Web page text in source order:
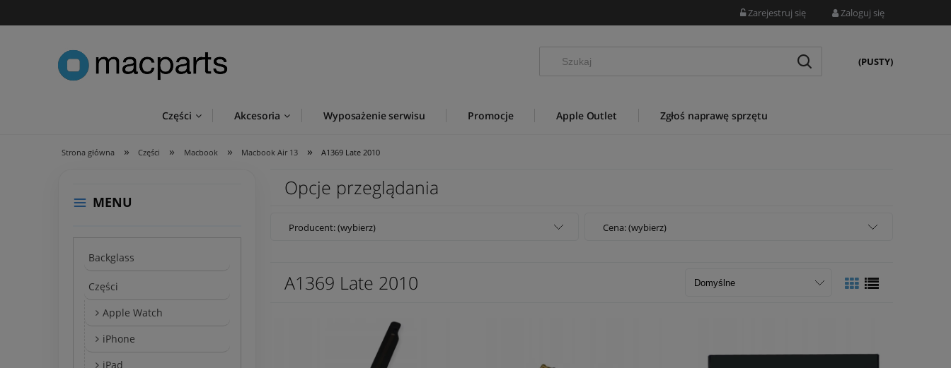
Zarejestruj się Zaloguj się
(PUSTY)
Części Akcesoria Wyposażenie serwisu Promocje Apple Outlet Zgłoś naprawę sprzętu
Strona główna » Części » Macbook » Macbook Air 13 » A1369 Late 2010
MENU
Backglass
Części
Apple Watch
iPhone
iPad
Opcje przeglądania
Producent: (wybierz) Cena: (wybierz)
A1369 Late 2010